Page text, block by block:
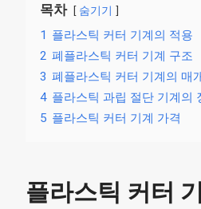
목차 숨기기
1 플라스틱 커터 기계의 적용
2 폐플라스틱 커터 기계 구조
3 폐플라스틱 커터 기계의 매
4 플라스틱 과립 절단 기계의
5 플라스틱 커터 기계 가격
플라스틱 커터